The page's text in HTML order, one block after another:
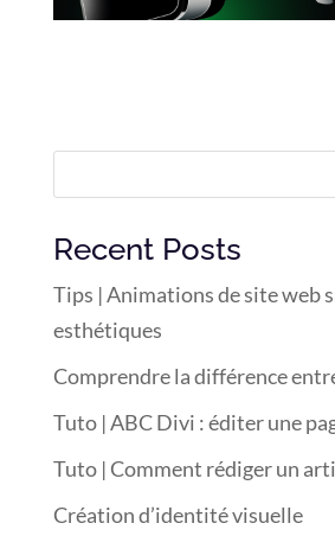
Recent Posts
Tips | Animations de site web
esthétiques
Comprendre la différence
Tuto | ABC Divi : éditer une
Tuto | Comment rédiger un
Création d’identité visuelle